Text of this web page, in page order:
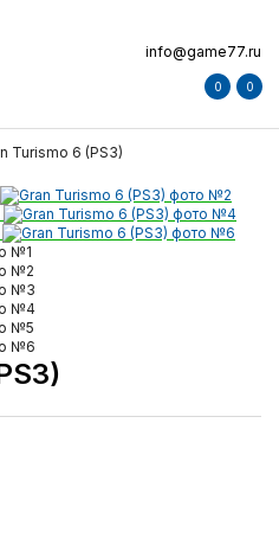
info@game77.ru
0 0
Turismo 6 (PS3)